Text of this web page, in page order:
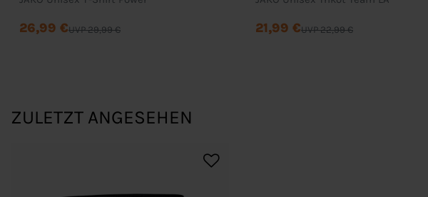
UVP 29,99 €
26,99 € UVP 22,99 €
21,99 €
ZULETZT ANGESEHEN